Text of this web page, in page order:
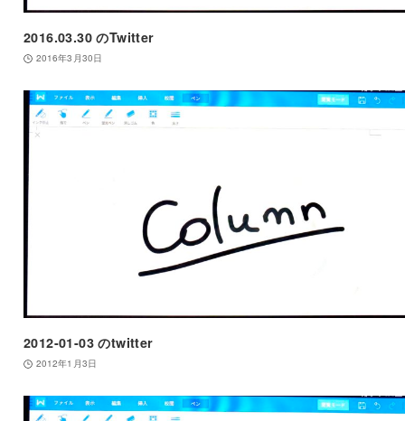
2016.03.30 のTwitter
2016年3月30日
2012-01-03 のtwitter
2012年1月3日